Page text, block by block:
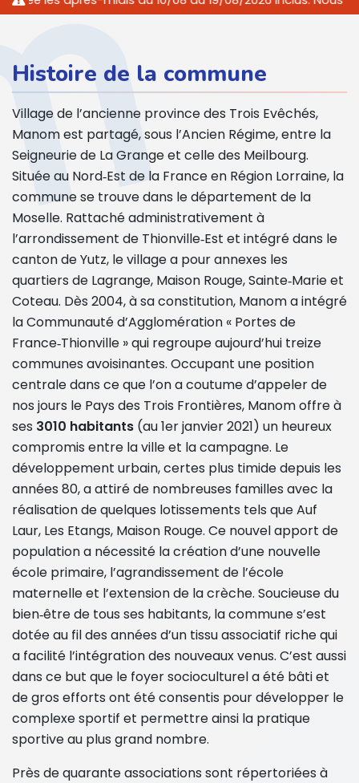
Histoire de la commune
Village de l’ancienne province des Trois Evêchés,
Manom est partagé, sous l’Ancien Régime, entre la
Seigneurie de La Grange et celle des Meilbourg.
Située au Nord‐Est de la France en Région Lorraine, la
commune se trouve dans le département de la
Moselle. Rattaché administrativement à
l’arrondissement de Thionville‐Est et intégré dans le
canton de Yutz, le village a pour annexes les
quartiers de Lagrange, Maison Rouge, Sainte‐Marie et
Coteau. Dès 2004, à sa constitution, Manom a intégré
la Communauté d’Agglomération « Portes de
France‐Thionville » qui regroupe aujourd’hui treize
communes avoisinantes. Occupant une position
centrale dans ce que l’on a coutume d’appeler de
nos jours le Pays des Trois Frontières, Manom offre à
ses 3010 habitants (au 1er janvier 2021) un heureux
compromis entre la ville et la campagne. Le
développement urbain, certes plus timide depuis les
années 80, a attiré de nombreuses familles avec la
réalisation de quelques lotissements tels que Auf
Laur, Les Etangs, Maison Rouge. Ce nouvel apport de
population a nécessité la création d’une nouvelle
école primaire, l’agrandissement de l’école
maternelle et l’extension de la crèche. Soucieuse du
bien‐être de tous ses habitants, la commune s’est
dotée au fil des années d’un tissu associatif riche qui
a facilité l’intégration des nouveaux venus. C’est aussi
dans ce but que le foyer socioculturel a été bâti et
de gros efforts ont été consentis pour développer le
complexe sportif et permettre ainsi la pratique
sportive au plus grand nombre.
Près de quarante associations sont répertoriées à